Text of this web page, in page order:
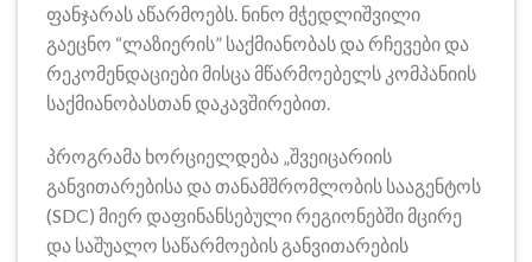
ფანჯარას აწარმოებს. ნინო მჭედლიშვილი
გაეცნო “ლაზიერის” საქმიანობას და რჩევები და
რეკომენდაციები მისცა მწარმოებელს კომპანიის
საქმიანობასთან დაკავშირებით.
პროგრამა ხორციელდება „შვეიცარიის
განვითარებისა და თანამშრომლობის სააგენტოს
(SDC) მიერ დაფინანსებული რეგიონებში მცირე
და საშუალო საწარმოების განვითარების